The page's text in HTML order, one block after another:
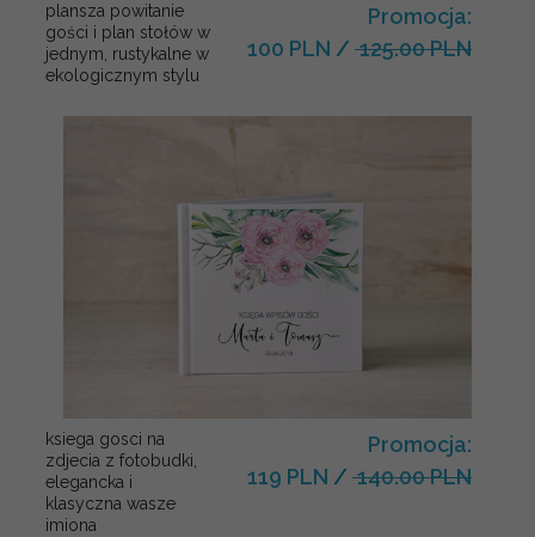
plansza powitanie
gości i plan stołów w
jednym, rustykalne w
ekologicznym stylu
Promocja:
100 PLN / 125.00 PLN
ksiega gosci na
zdjecia z fotobudki,
elegancka i
klasyczna wasze
imiona
Promocja:
119 PLN / 140.00 PLN